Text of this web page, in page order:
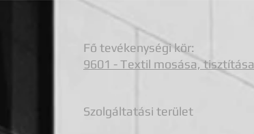
Fő tevékenységi kör:
9601 - Textil mosása, tisztítása
Szolgáltatási terület